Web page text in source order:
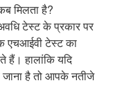
मिलता है?
टेस्ट के प्रकार पर
एचआईवी टेस्ट का
हैं। हालांकि यदि
है तो आपके नतीजे